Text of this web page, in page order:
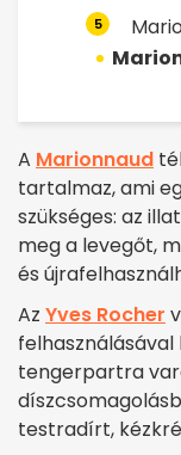
5
A Marionnaud
tartalmaz, ami
szükséges: az
meg a levegőt,
és
Az Yves Rocher
tengerpartra
testradírt,